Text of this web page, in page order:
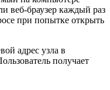
веб-браузер каждый раз
при попытке открыть
адрес узла в
получает